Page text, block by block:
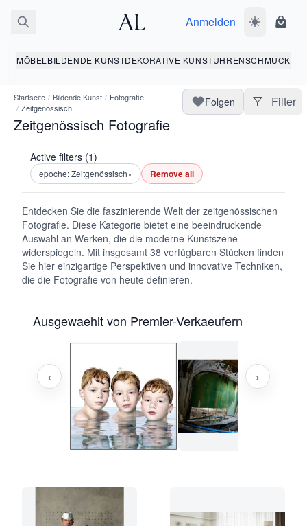
Anmelden
MÖBEL BILDENDE KUNSTDEKORATIVE KUNSTUHRENSCHMUCK
Startseite / Bildende Kunst / Fotografie
/ Zeitgenössisch
Zeitgenössisch Fotografie
Folgen Filter
Active filters (1)
epoche: Zeitgenössisch× Remove all
Entdecken Sie die faszinierende Welt der zeitgenössischen
Fotografie. Diese Kategorie bietet eine beeindruckende
Auswahl an Werken, die die moderne Kunstszene
widerspiegeln. Mit insgesamt 38 verfügbaren Stücken finden
Sie hier einzigartige Perspektiven und innovative Techniken,
die die Fotografie von heute definieren.
Ausgewaehlt von Premier-Verkaeufern
‹ ›